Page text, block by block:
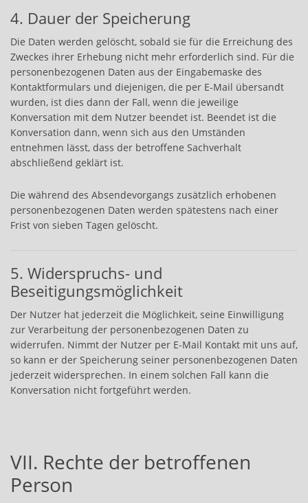
4. Dauer der Speicherung
Die Daten werden gelöscht, sobald sie für die Erreichung des
Zweckes ihrer Erhebung nicht mehr erforderlich sind. Für die
personenbezogenen Daten aus der Eingabemaske des
Kontaktformulars und diejenigen, die per E-Mail übersandt
wurden, ist dies dann der Fall, wenn die jeweilige
Konversation mit dem Nutzer beendet ist. Beendet ist die
Konversation dann, wenn sich aus den Umständen
entnehmen lässt, dass der betroffene Sachverhalt
abschließend geklärt ist.
Die während des Absendevorgangs zusätzlich erhobenen
personenbezogenen Daten werden spätestens nach einer
Frist von sieben Tagen gelöscht.
5. Widerspruchs- und
Beseitigungsmöglichkeit
Der Nutzer hat jederzeit die Möglichkeit, seine Einwilligung
zur Verarbeitung der personenbezogenen Daten zu
widerrufen. Nimmt der Nutzer per E-Mail Kontakt mit uns auf,
so kann er der Speicherung seiner personenbezogenen Daten
jederzeit widersprechen. In einem solchen Fall kann die
Konversation nicht fortgeführt werden.
VII. Rechte der betroffenen
Person